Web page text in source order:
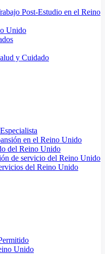
Post-Estudio en el Reino
Unido
y Cuidado
en el Reino Unido
del Reino Unido
de servicio del Reino Unido
del Reino Unido
Unido